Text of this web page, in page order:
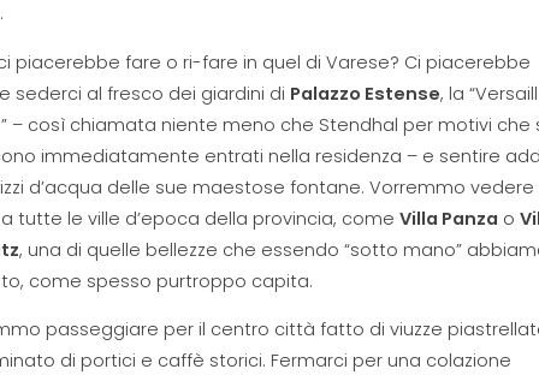
piacerebbe fare o ri-fare in quel di Varese? Ci piacerebbe
sederci al fresco dei giardini di Palazzo Estense, la
– così chiamata niente meno che Stendhal per motivi che
immediatamente entrati nella residenza – e sentire
d’acqua delle sue maestose fontane. Vorremmo vedere
tutte le ville d’epoca della provincia, come Villa Panza o
, una di quelle bellezze che essendo “sotto mano”
come spesso purtroppo capita.
passeggiare per il centro città fatto di viuzze
di portici e caffè storici. Fermarci per una colazione